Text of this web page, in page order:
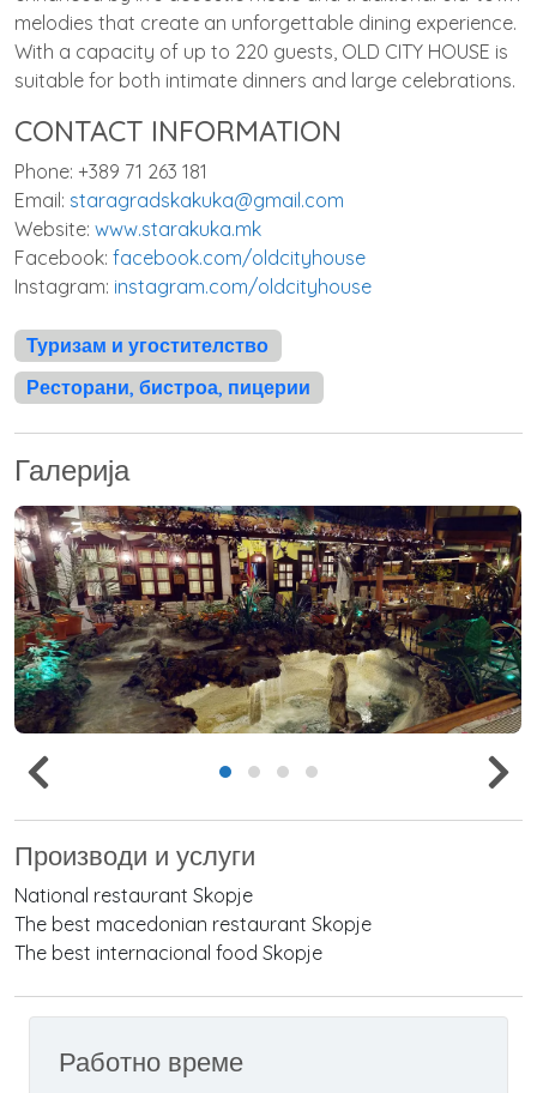
melodies that create an unforgettable dining experience.
With a capacity of up to 220 guests, OLD CITY HOUSE is
suitable for both intimate dinners and large celebrations.
CONTACT INFORMATION
Phone: +389 71 263 181
Email: staragradskakuka@gmail.com
Website: www.starakuka.mk
Facebook: facebook.com/oldcityhouse
Instagram: instagram.com/oldcityhouse
Туризам и угостителство
Ресторани, бистроа, пицерии
Галерија
Производи и услуги
National restaurant Skopje
The best macedonian restaurant Skopje
The best internacional food Skopje
Работно време